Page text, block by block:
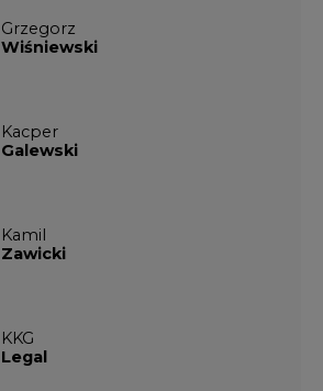
Grzegorz
Wiśniewski
Kacper
Galewski
Kamil
Zawicki
KKG
Legal